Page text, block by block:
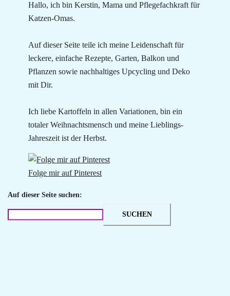
Hallo, ich bin Kerstin, Mama und Pflegefachkraft für
Katzen-Omas.
Auf dieser Seite teile ich meine Leidenschaft für
leckere, einfache Rezepte, Garten, Balkon und
Pflanzen sowie nachhaltiges Upcycling und Deko
mit Dir.
Ich liebe Kartoffeln in allen Variationen, bin ein
totaler Weihnachtsmensch und meine Lieblings-
Jahreszeit ist der Herbst.
Folge mir auf Pinterest
Auf dieser Seite suchen:
SUCHEN